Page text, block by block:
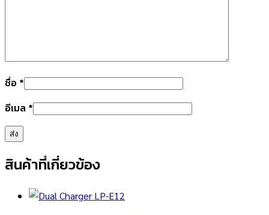
ชื่อ *
อีเมล *
สินค้าที่เกี่ยวข้อง